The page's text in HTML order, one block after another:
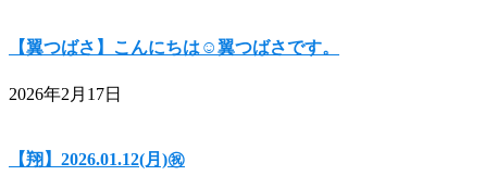
【翼つばさ】こんにちは☺翼つばさです。
2026年2月17日
【翔】2026.01.12(月)㊗